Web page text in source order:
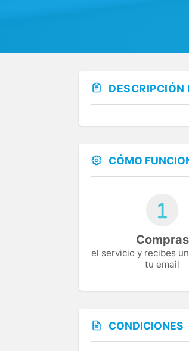
DESCRIPCIÓN
CÓMO
Compras
el servicio y recibes
tu email
CONDICIONES